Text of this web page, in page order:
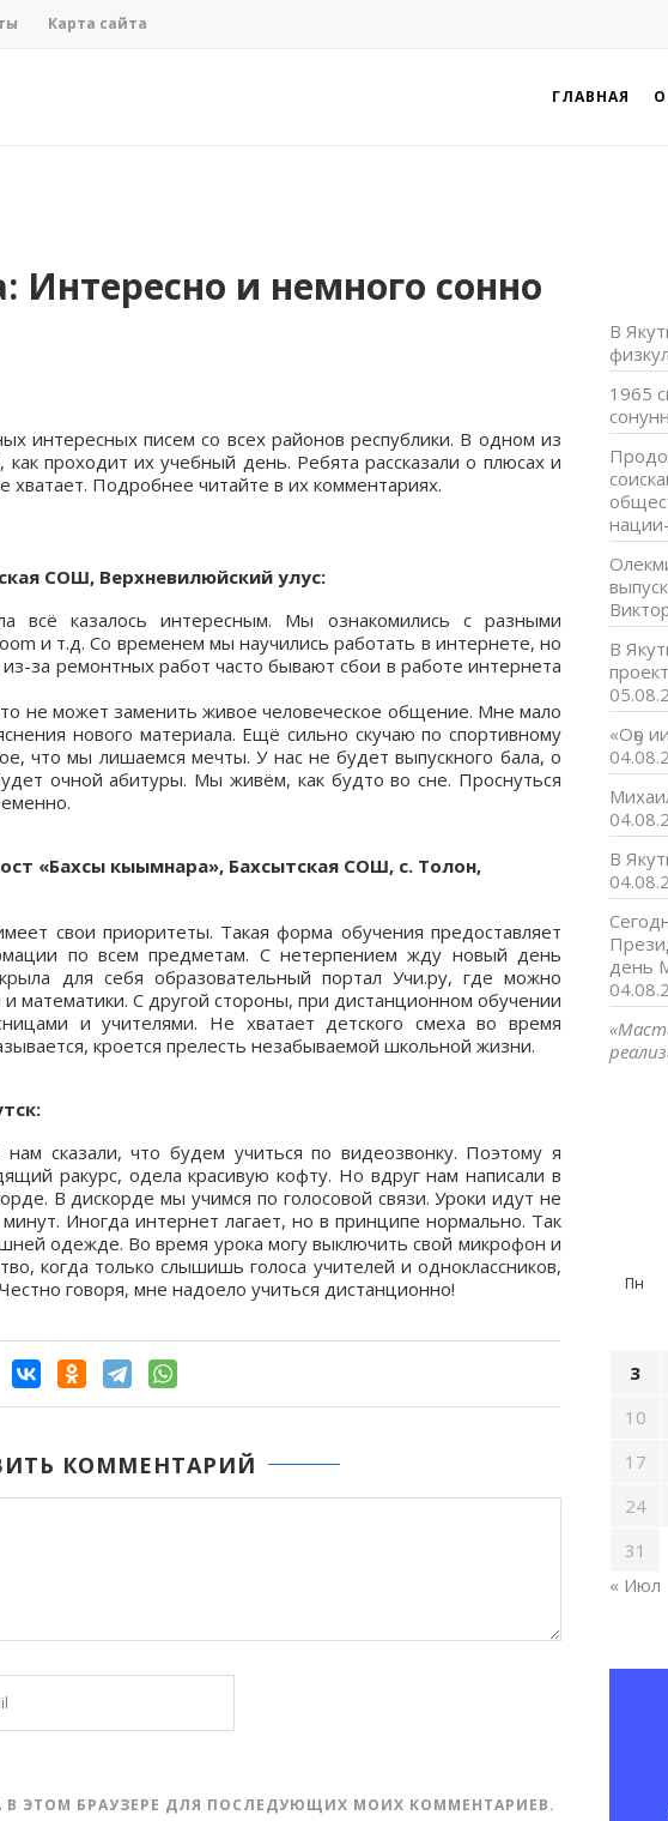
Карта сайта
ГЛАВНАЯ
и немного сонно
интересных писем со всех районов республики. В одном из
проходит их учебный день. Ребята рассказали о плюсах и
хватает. Подробнее читайте в их комментариях.
СОШ, Верхневилюйский улус:
всё казалось интересным. Мы ознакомились с разными
и т.д. Со временем мы научились работать в интернете, но
за ремонтных работ часто бывают сбои в работе интернета
не может заменить живое человеческое общение. Мне мало
нового материала. Ещё сильно скучаю по спортивному
что мы лишаемся мечты. У нас не будет выпускного бала, о
очной абитуры. Мы живём, как будто во сне. Проснуться
«Бахсы кыымнара», Бахсытская СОШ, с. Толон,
свои приоритеты. Такая форма обучения предоставляет
по всем предметам. С нетерпением жду новый день
для себя образовательный портал Учи.ру, где можно
и математики. С другой стороны, при дистанционном обучении
и учителями. Не хватает детского смеха во время
кроется прелесть незабываемой школьной жизни.
сказали, что будем учиться по видеозвонку. Поэтому я
ракурс, одела красивую кофту. Но вдруг нам написали в
В дискорде мы учимся по голосовой связи. Уроки идут не
Иногда интернет лагает, но в принципе нормально. Так
одежде. Во время урока могу выключить свой микрофон и
когда только слышишь голоса учителей и одноклассников,
говоря, мне надоело учиться дистанционно!
КОММЕНТАРИЙ
В ЭТОМ БРАУЗЕРЕ ДЛЯ ПОСЛЕДУЮЩИХ МОИХ КОММЕНТАРИЕВ.
В
1965
В
«Оҕо
В
день
Пн
3
10
17
24
31
« Июл